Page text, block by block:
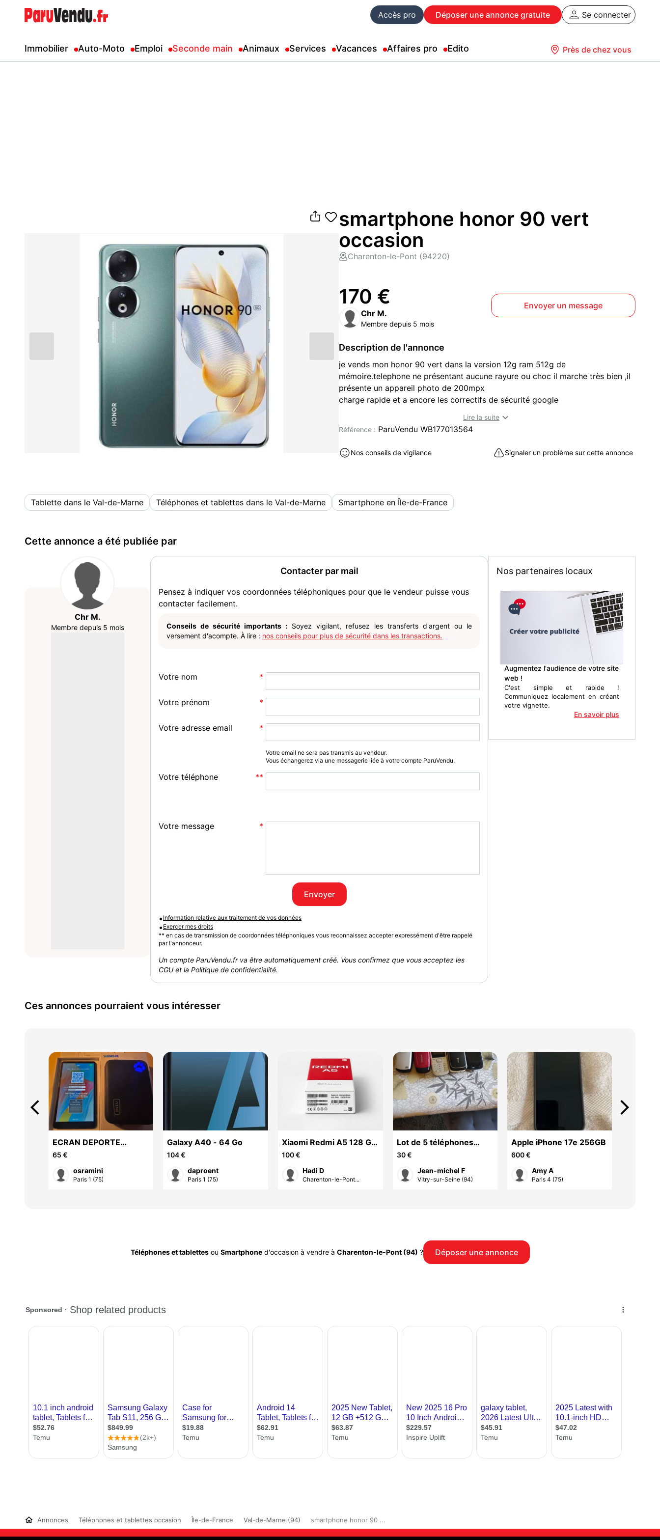
Accès pro Déposer une annonce gratuite Se connecter
Immobilier Auto-Moto Emploi Seconde main Animaux Services Vacances Affaires pro Edito Près de chez vous
smartphone honor 90 vert
occasion
Charenton-le-Pont (94220)
170 €
Chr M.
Membre depuis 5 mois
Envoyer un message
Description de l'annonce
je vends mon honor 90 vert dans la version 12g ram 512g de
mémoire.telephone ne présentant aucune rayure ou choc il marche très bien ,il
présente un appareil photo de 200mpx
charge rapide et a encore les correctifs de sécurité google
Tablette occasion à vendre à Charenton-le-Pont (94220) : téléphones et tablettes à acheter
dans le Val-de-Marne (94)
Lire la suite 
Référence : ParuVendu WB177013564
Nos conseils de vigilance Signaler un problème sur cette annonce
Tablette dans le Val-de-Marne Téléphones et tablettes dans le Val-de-Marne Smartphone en Île-de-France
Cette annonce a été publiée par
Chr M.
Membre depuis 5 mois
Contacter par mail
Pensez à indiquer vos coordonnées téléphoniques pour que le vendeur puisse vous
contacter facilement.
Conseils de sécurité importants : Soyez vigilant, refusez les transferts d'argent ou le
versement d'acompte. À lire : nos conseils pour plus de sécurité dans les transactions.
Votre nom
Votre prénom
Votre adresse email
Votre email ne sera pas transmis au vendeur.
Vous échangerez via une messagerie liée à votre compte ParuVendu.
Votre téléphone
Votre message
Envoyer
• Information relative aux traitement de vos données
• Exercer mes droits
** en cas de transmission de coordonnées téléphoniques vous reconnaissez accepter expressément d'être rappelé
par l'annonceur.
Un compte ParuVendu.fr va être automatiquement créé. Vous confirmez que vous acceptez les
CGU et la Politique de confidentialité.
Nos partenaires locaux
Augmentez l'audience de votre site
web !
C'est simple et rapide !
Communiquez localement en créant
votre vignette.
En savoir plus
Ces annonces pourraient vous intéresser
ECRAN DEPORTE
Shimbol CP5 Lite II
Moniteur Selfie +
accessoi
65 €
osramini
Paris 1 (75)
Galaxy A40 - 64 Go
104 €
daproent
Paris 1 (75)
Xiaomi Redmi A5 128 Go
/ 4 Go RAM neuf sous
blister
100 €
Hadi D
Charenton-le-Pont...
Lot de 5 téléphones
portables dans l'état
30 €
Jean-michel F
Vitry-sur-Seine (94)
Apple iPhone 17e 256GB
600 €
Amy A
Paris 4 (75)
arrow_back_ios arrow_forward_ios
Téléphones et tablettesou Smartphoned'occasion à vendre à Charenton-le-Pont (94) ? Déposer une annonce
Annonces Téléphones et tablettes occasion Île-de-France Val-de-Marne (94) smartphone honor 90 ...